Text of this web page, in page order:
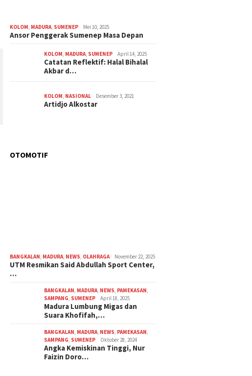
KOLOM MADURA SUMENEP Mei 10, 2025
Ansor Penggerak Sumenep Masa Depan
KOLOM MADURA SUMENEP April 14, 2025
Catatan Reflektif: Halal Bihalal
Akbar d…
KOLOM NASIONAL Desember 3, 2021
Artidjo Alkostar
OTOMOTIF
BANGKALAN, MADURA, NEWS, OLAHRAGA November 22, 2025
UTM Resmikan Said Abdullah Sport Center,
…
BANGKALAN, MADURA, NEWS, PAMEKASAN,
SAMPANG, SUMENEP April 18, 2025
Madura Lumbung Migas dan
Suara Khofifah,…
BANGKALAN, MADURA, NEWS, PAMEKASAN,
SAMPANG, SUMENEP Oktober 28, 2024
Angka Kemiskinan Tinggi, Nur
Faizin Doro…